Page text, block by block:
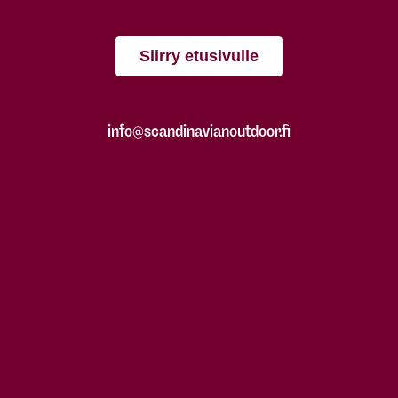
Siirry etusivulle
info@scandinavianoutdoor.fi